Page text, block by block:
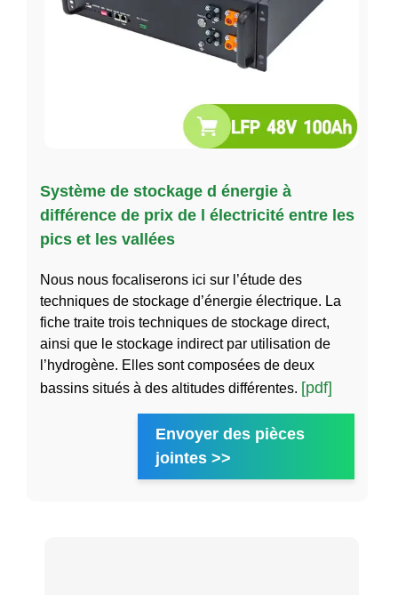
Système de stockage d énergie à
différence de prix de l électricité entre les
pics et les vallées
Nous nous focaliserons ici sur l’étude des
techniques de stockage d’énergie électrique. La
fiche traite trois techniques de stockage direct,
ainsi que le stockage indirect par utilisation de
l’hydrogène. Elles sont composées de deux
bassins situés à des altitudes différentes. [pdf]
Envoyer des pièces
jointes >>